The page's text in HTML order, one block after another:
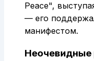
Peace",
— его
манифестом.
Неочевидные